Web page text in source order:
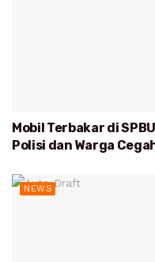
Mobil Terbakar di
Polisi dan Warga
NEWS